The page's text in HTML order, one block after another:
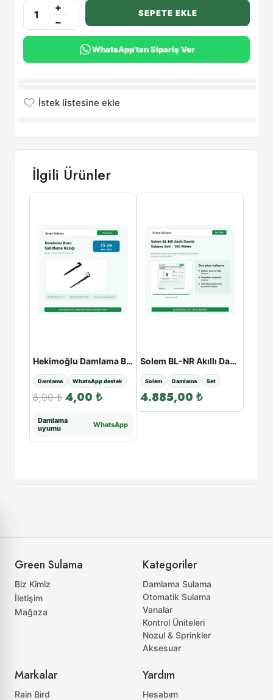
+
−
SEPETE EKLE
WhatsApp'tan Sipariş Ver
İstek listesine ekle
İlgili Ürünler
Hekimoğlu Damlama Boru Sabitleme Kazığı - 15cm
Damlama WhatsApp destek
8,00₺ 4,00 ₺
Damlama
uyumu
WhatsApp
Solem BL-NR Akıllı Damla Sulama Seti - 100 Metre
Solem Damlama Set
4.885,00 ₺
Green Sulama
Biz Kimiz
İletişim
Mağaza
Kategoriler
Damlama Sulama
Otomatik Sulama
Vanalar
Kontrol Üniteleri
Nozul & Sprinkler
Aksesuar
Markalar
Rain Bird
Yardım
Hesabım